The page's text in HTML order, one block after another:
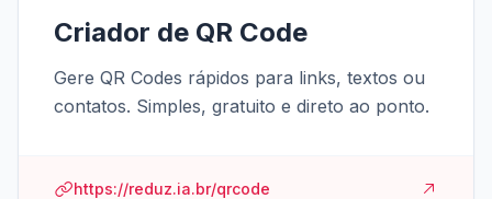
Criador de QR Code
Gere QR Codes rápidos para links, textos ou
contatos. Simples, gratuito e direto ao ponto.
https://reduz.ia.br/qrcode